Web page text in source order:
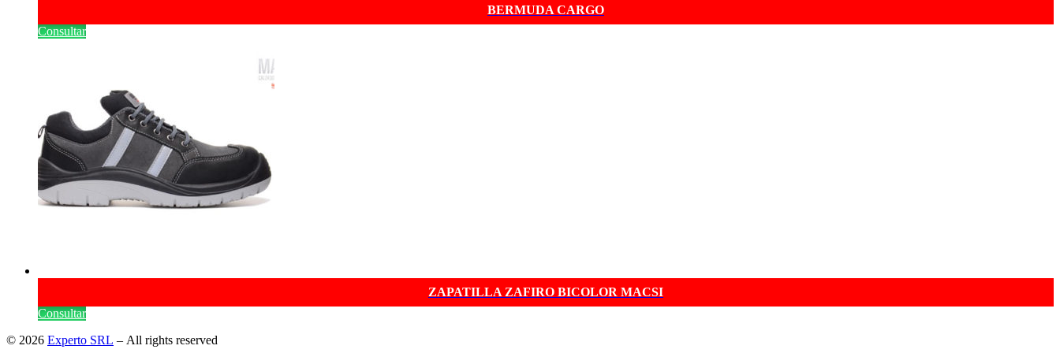
BERMUDA CARGO
Consultar
ZAPATILLA ZAFIRO BICOLOR MACSI
Consultar
© 2026 Experto SRL – All rights reserved